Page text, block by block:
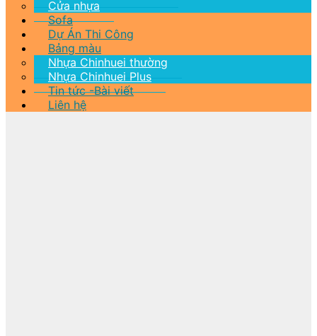
Cửa nhựa
Sofa
Dự Án Thi Công
Bảng màu
Nhựa Chinhuei thường
Nhựa Chinhuei Plus
Tin tức -Bài viết
Liên hệ